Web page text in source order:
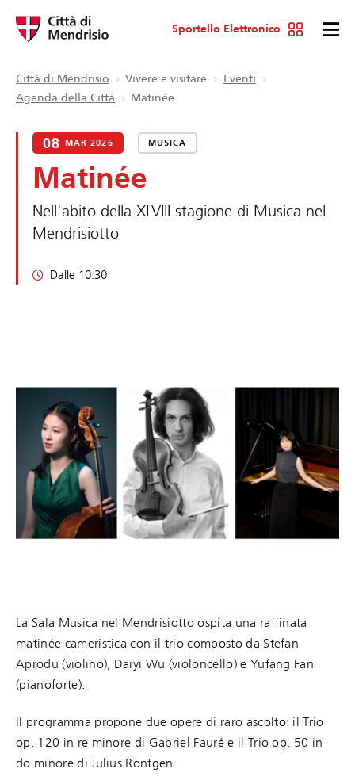
Sportello Elettronico
Città di Mendrisio Vivere e visitare
Eventi
Agenda della Città
Matinée
08 MAR 2026 MUSICA
Matinée
Nell'abito della XLVIII stagione di Musica nel
Mendrisiotto
Dalle 10:30
La Sala Musica nel Mendrisiotto ospita una raffinata
matinée cameristica con il trio composto da Stefan
Aprodu (violino), Daiyi Wu (violoncello) e Yufang Fan
(pianoforte).
Il programma propone due opere di raro ascolto: il Trio
op. 120 in re minore di Gabriel Fauré e il Trio op. 50 in
do minore di Julius Röntgen.